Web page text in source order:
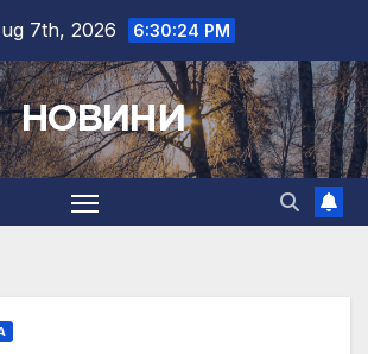
7th, 2026 6:30:25 PM
НОВИНИ